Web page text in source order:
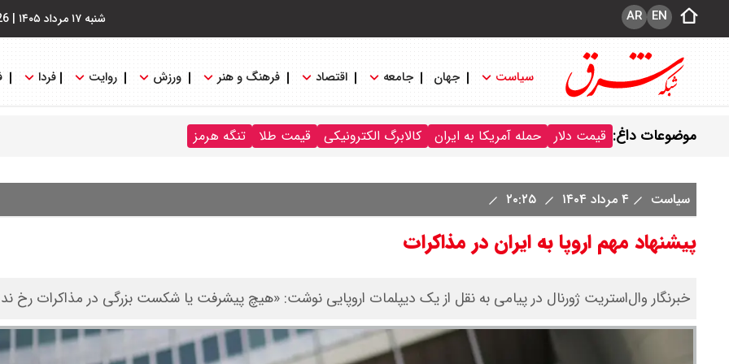
شنبه ۱۷ مرداد ۱۴۰۵ | EN
AR
سیاست جهان جامعه اقتصاد فرهنگ و هنر ورزش روایت فردا
موضوعات داغ: قیمت دلار حمله آمریکا به ایران کالابرگ الکترونیکی قیمت طلا تنگه هرمز
سیاست ۴ مرداد ۱۴۰۴
پیشنهاد مهم‌ اروپا به ایران در مذاکرات
خبرنگار وال‌استریت ژورنال در پیامی به نقل از یک دیپلمات اروپایی نوشت: «هیچ پیشرفت یا شکست بزرگی در مذاکرات رخ